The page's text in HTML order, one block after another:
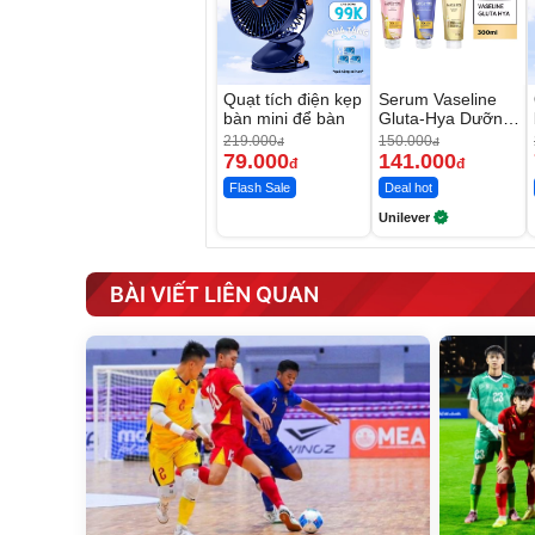
Quạt tích điện kẹp
bàn mini để bàn
219.000đ
79.000đ
Flash Sale
Serum Vaseline
Gluta-Hya Dưỡng
Da Sáng Mịn Sau
7 Ngày
150.000đ
141.000đ
Deal hot
Unilever
BÀI VIẾT LIÊN QUAN